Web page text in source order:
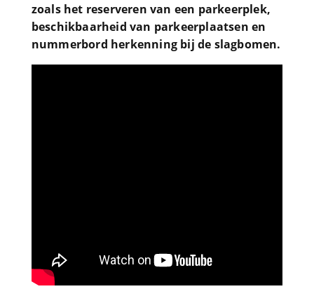
zoals het reserveren van een parkeerplek,
beschikbaarheid van parkeerplaatsen en
nummerbord herkenning bij de slagbomen.